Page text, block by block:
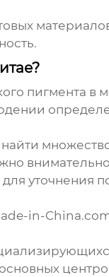
пигмента в
уточнения
in-